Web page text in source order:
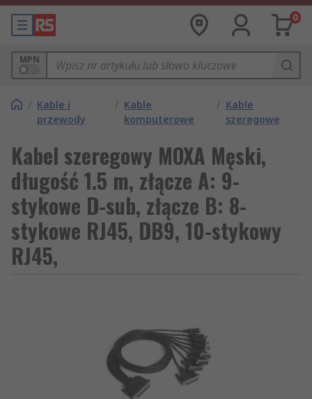
0
MPN
/ Kable i
przewody
/ Kable
komputerowe
/ Kable
szeregowe
Kabel szeregowy MOXA Męski,
długość 1.5 m, złącze A: 9-
stykowe D-sub, złącze B: 8-
stykowe RJ45, DB9, 10-stykowy
RJ45,